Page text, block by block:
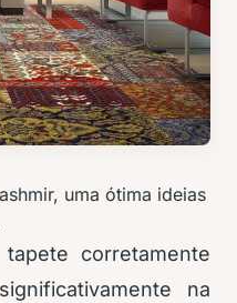
uma ótima ideias
corretamente
na